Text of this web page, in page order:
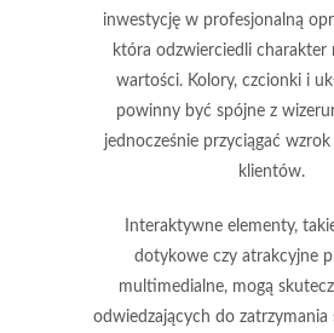
inwestycję w profesjonalną
która odzwierciedli charakter
wartości. Kolory, czcionki i
powinny być spójne z
jednocześnie przyciągać
klientów.
Interaktywne elementy,
dotykowe czy atrakcyjne
multimedialne, mogą
odwiedzających do zatrzymania